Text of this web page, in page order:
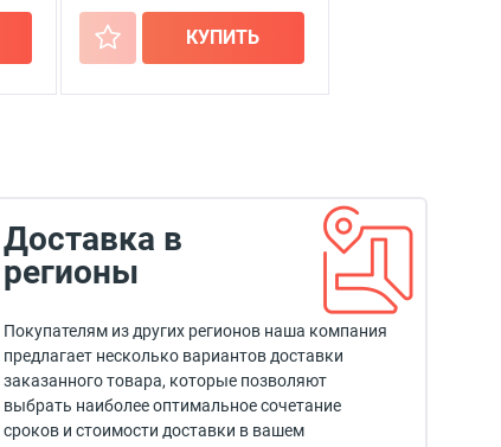
+ КУПИТЬ
Доставка в
регионы
Покупателям из других регионов наша компания
предлагает несколько вариантов доставки
заказанного товара, которые позволяют
выбрать наиболее оптимальное сочетание
сроков и стоимости доставки в вашем